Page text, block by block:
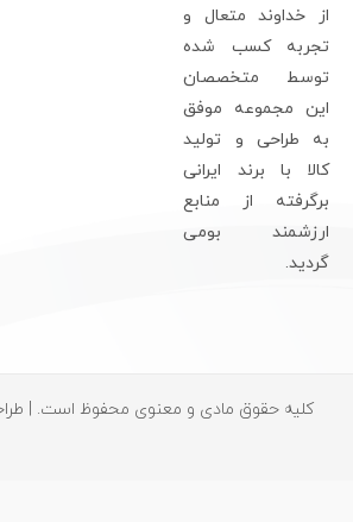
خداوند متعال و
کسب شده
متخصصان
مجموعه موفق
طراحی و تولید
با برند ایرانی
از منابع
بومی
کلیه حقوق مادی و معنوی محفوظ است. | طراحی